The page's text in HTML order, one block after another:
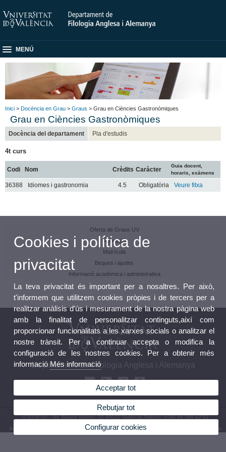
MENÚ
Inici > Docència en Grau > Graus > Grau en Ciències Gastronòmiques
Grau en Ciències Gastronòmiques
Docència del departament Pla d'estudis
4t curs
Codi Nom Crèdits Caràcter
Guia docent,
horaris, exàmens
36388 Idiomes i gastronomia 4.5 Obligatòria Veure fitxa
Oferta de Graus UV
Admissió
Matrícula
Beques i ajudes
Informació acadèmica i administrativa
Departament de Filologia Anglesa i Alemanya
© 2026 UV. - Av. Blasco Ibáñez, 32 46010 València.Telèfon: (+34) 96 386 42 62
Avís legal Política privacitat|Cookies|Transparència Bústia Departament
Cookies i política de
privacitat
La teva privacitat és important per a nosaltres. Per això,
t'informem que utilitzem cookies pròpies i de tercers per a
realitzar anàlisis d'ús i mesurament de la nostra pàgina web
amb la finalitat de personalitzar continguts,així com
proporcionar funcionalitats a les xarxes socials o analitzar el
nostre trànsit. Per a continuar accepta o modifica la
configuració de les nostres cookies. Per a obtenir més
informacióMés informació
Acceptar tot
Rebutjar tot
Configurar cookies